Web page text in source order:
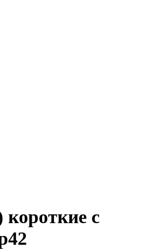
с